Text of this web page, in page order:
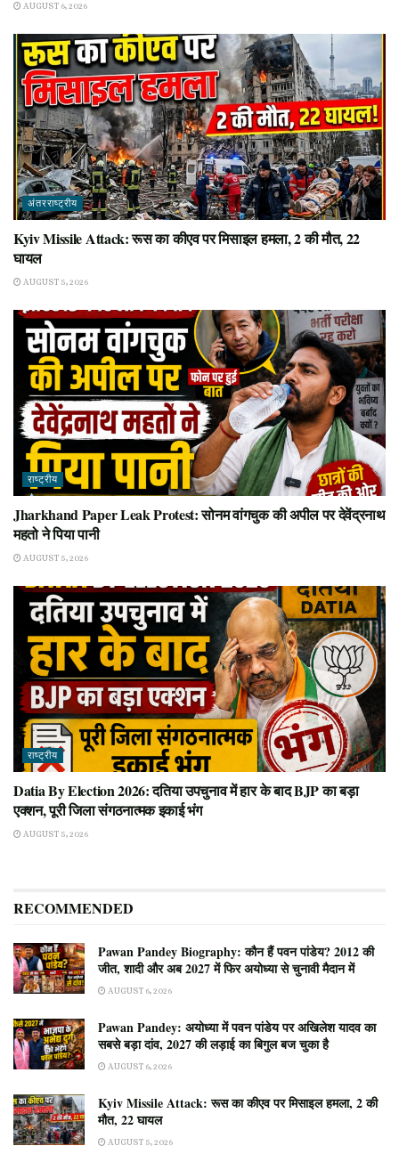
AUGUST 6, 2026
अंतरराष्ट्रीय
Kyiv Missile Attack: रूस का कीएव पर मिसाइल हमला, 2 की मौत, 22
घायल
AUGUST 5, 2026
राष्ट्रीय
Jharkhand Paper Leak Protest: सोनम वांगचुक की अपील पर देवेंद्रनाथ
महतो ने पिया पानी
AUGUST 5, 2026
राष्ट्रीय
Datia By Election 2026: दतिया उपचुनाव में हार के बाद BJP का बड़ा
एक्शन, पूरी जिला संगठनात्मक इकाई भंग
AUGUST 5, 2026
RECOMMENDED
Pawan Pandey Biography: कौन हैं पवन पांडेय? 2012 की
जीत, शादी और अब 2027 में फिर अयोध्या से चुनावी मैदान में
AUGUST 6, 2026
Pawan Pandey: अयोध्या में पवन पांडेय पर अखिलेश यादव का
सबसे बड़ा दांव, 2027 की लड़ाई का बिगुल बज चुका है
AUGUST 6, 2026
Kyiv Missile Attack: रूस का कीएव पर मिसाइल हमला, 2 की
मौत, 22 घायल
AUGUST 5, 2026